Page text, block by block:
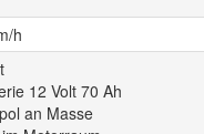
h
12 Volt 70 Ah
an Masse